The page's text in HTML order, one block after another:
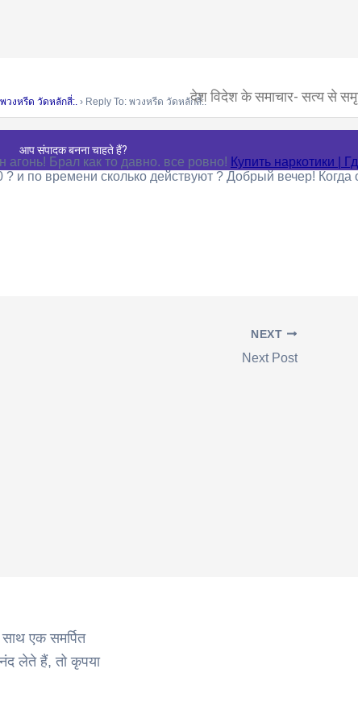
देश विदेश के समाचार- सत्य से
आप संपादक बनना चाहते हैं?
พวงหรีด วัดหลักสี่:. › Reply To: พวงหรีด วัดหลักสี่:.
агонь! Брал как то давно. все ровно! Купить наркотики |
? и по времени сколько действуют ? Добрый вечер! Когда
NEXT
Next Post
एक समर्पित
लेते हैं, तो कृपया